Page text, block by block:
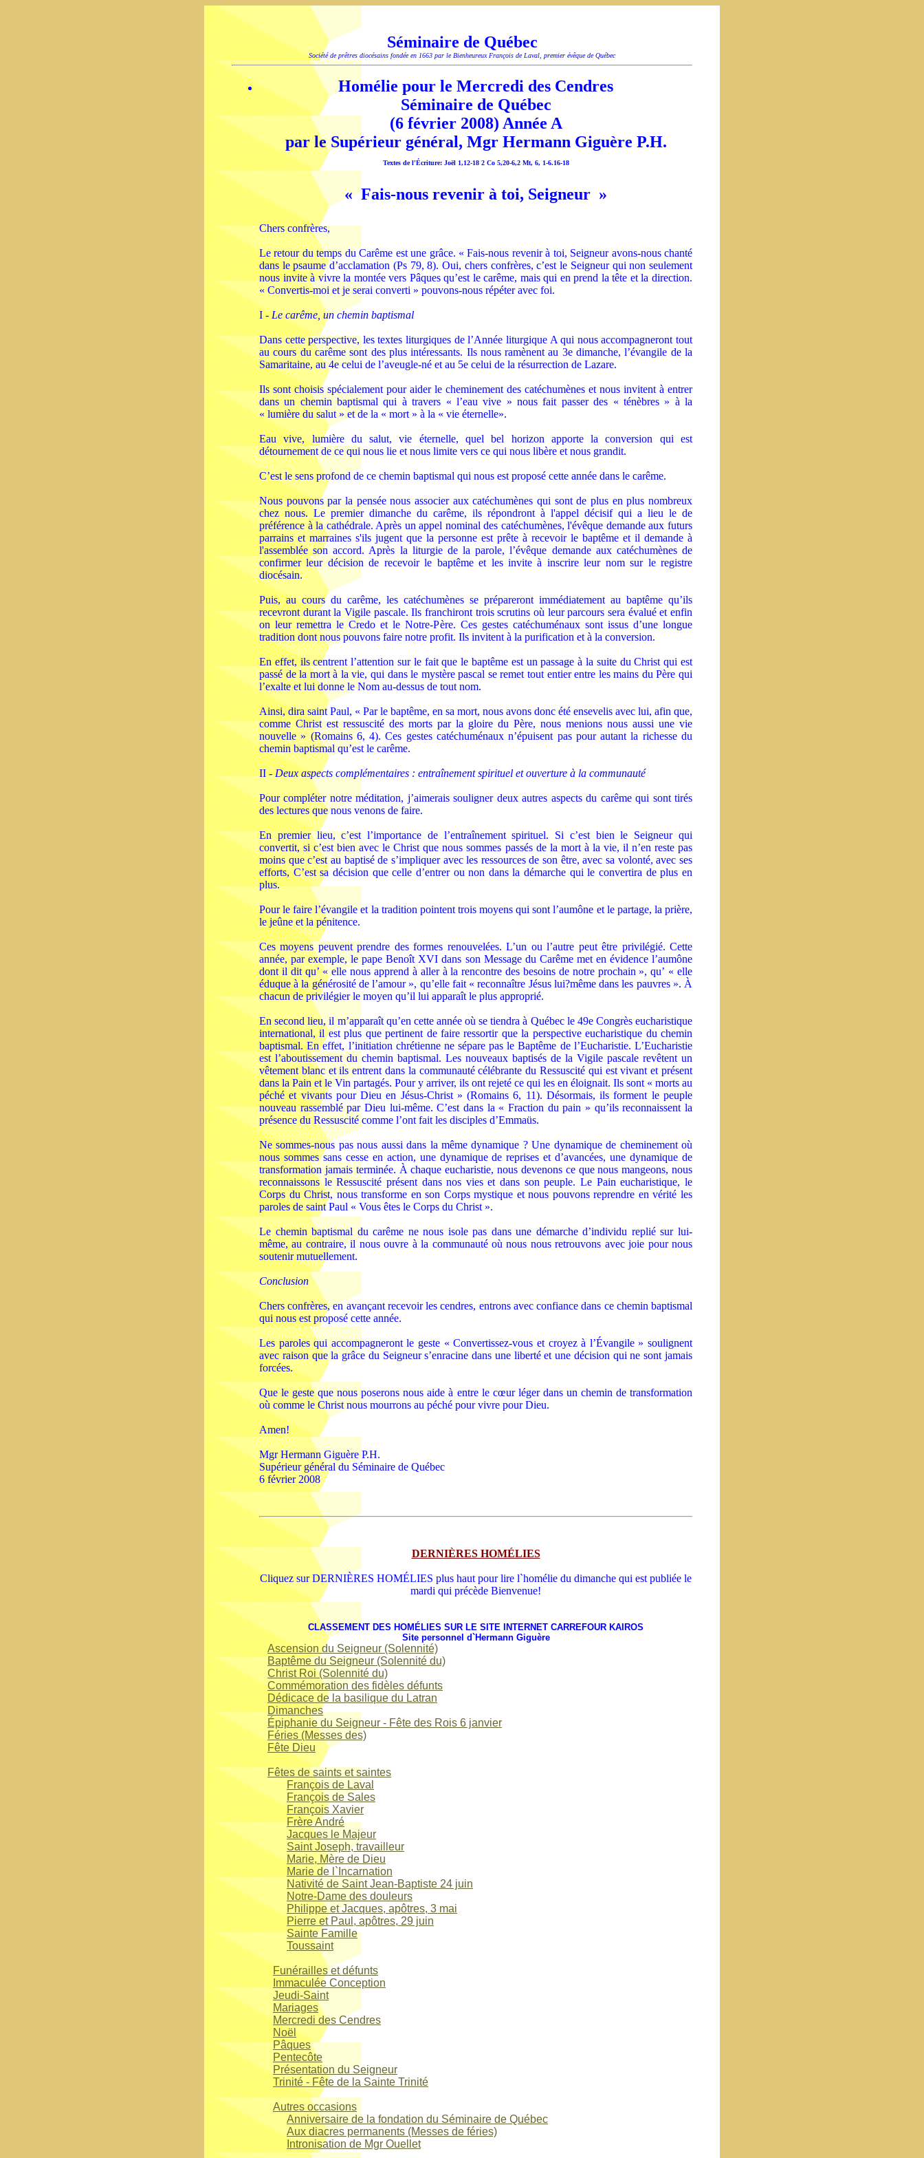
Séminaire de Québec
Société de prêtres diocésains fondée en 1663 par le Bienheureux François de Laval, premier évêque de Québec
Homélie pour le Mercredi des Cendres
Séminaire de Québec
(6 février 2008) Année A
par le Supérieur général, Mgr Hermann Giguère P.H.
Textes de l'Écriture: Joël 1,12-18 2 Co 5,20-6,2 Mt, 6, 1-6.16-18
« Fais-nous revenir à toi, Seigneur »
Chers confrères,
Le retour du temps du Carême est une grâce. « Fais-nous revenir à toi, Seigneur avons-nous chanté
dans le psaume d’acclamation (Ps 79, 8). Oui, chers confrères, c’est le Seigneur qui non seulement
nous invite à vivre la montée vers Pâques qu’est le carême, mais qui en prend la tête et la direction.
« Convertis-moi et je serai converti » pouvons-nous répéter avec foi.
I -Le carême, un chemin baptismal
Dans cette perspective, les textes liturgiques de l’Année liturgique A qui nous accompagneront tout
au cours du carême sont des plus intéressants. Ils nous ramènent au 3e dimanche, l’évangile de la
Samaritaine, au 4e celui de l’aveugle-né et au 5e celui de la résurrection de Lazare.
Ils sont choisis spécialement pour aider le cheminement des catéchumènes et nous invitent à entrer
dans un chemin baptismal qui à travers « l’eau vive » nous fait passer des « ténèbres » à la
« lumière du salut » et de la « mort » à la « vie éternelle».
Eau vive, lumière du salut, vie éternelle, quel bel horizon apporte la conversion qui est
détournement de ce qui nous lie et nous limite vers ce qui nous libère et nous grandit.
C’est le sens profond de ce chemin baptismal qui nous est proposé cette année dans le carême.
Nous pouvons par la pensée nous associer aux catéchumènes qui sont de plus en plus nombreux
chez nous. Le premier dimanche du carême, ils répondront à l'appel décisif qui a lieu le de
préférence à la cathédrale. Après un appel nominal des catéchumènes, l'évêque demande aux futurs
parrains et marraines s'ils jugent que la personne est prête à recevoir le baptême et il demande à
l'assemblée son accord. Après la liturgie de la parole, l’évêque demande aux catéchumènes de
confirmer leur décision de recevoir le baptême et les invite à inscrire leur nom sur le registre
diocésain.
Puis, au cours du carême, les catéchumènes se prépareront immédiatement au baptême qu’ils
recevront durant la Vigile pascale. Ils franchiront trois scrutins où leur parcours sera évalué et enfin
on leur remettra le Credo et le Notre-Père. Ces gestes catéchuménaux sont issus d’une longue
tradition dont nous pouvons faire notre profit. Ils invitent à la purification et à la conversion.
En effet, ils centrent l’attention sur le fait que le baptême est un passage à la suite du Christ qui est
passé de la mort à la vie, qui dans le mystère pascal se remet tout entier entre les mains du Père qui
l’exalte et lui donne le Nom au-dessus de tout nom.
Ainsi, dira saint Paul, « Par le baptême, en sa mort, nous avons donc été ensevelis avec lui, afin que,
comme Christ est ressuscité des morts par la gloire du Père, nous menions nous aussi une vie
nouvelle » (Romains 6, 4). Ces gestes catéchuménaux n’épuisent pas pour autant la richesse du
chemin baptismal qu’est le carême.
II - Deux aspects complémentaires : entraînement spirituel et ouverture à la communauté
Pour compléter notre méditation, j’aimerais souligner deux autres aspects du carême qui sont tirés
des lectures que nous venons de faire.
En premier lieu, c’est l’importance de l’entraînement spirituel. Si c’est bien le Seigneur qui
convertit, si c’est bien avec le Christ que nous sommes passés de la mort à la vie, il n’en reste pas
moins que c’est au baptisé de s’impliquer avec les ressources de son être, avec sa volonté, avec ses
efforts, C’est sa décision que celle d’entrer ou non dans la démarche qui le convertira de plus en
plus.
Pour le faire l’évangile et la tradition pointent trois moyens qui sont l’aumône et le partage, la prière,
le jeûne et la pénitence.
Ces moyens peuvent prendre des formes renouvelées. L’un ou l’autre peut être privilégié. Cette
année, par exemple, le pape Benoît XVI dans son Message du Carême met en évidence l’aumône
dont il dit qu’ « elle nous apprend à aller à la rencontre des besoins de notre prochain », qu’ « elle
éduque à la générosité de l’amour », qu’elle fait « reconnaître Jésus lui?même dans les pauvres ». À
chacun de privilégier le moyen qu’il lui apparaît le plus approprié.
En second lieu, il m’apparaît qu’en cette année où se tiendra à Québec le 49e Congrès eucharistique
international, il est plus que pertinent de faire ressortir que la perspective eucharistique du chemin
baptismal. En effet, l’initiation chrétienne ne sépare pas le Baptême de l’Eucharistie. L’Eucharistie
est l’aboutissement du chemin baptismal. Les nouveaux baptisés de la Vigile pascale revêtent un
vêtement blanc et ils entrent dans la communauté célébrante du Ressuscité qui est vivant et présent
dans la Pain et le Vin partagés. Pour y arriver, ils ont rejeté ce qui les en éloignait. Ils sont « morts au
péché et vivants pour Dieu en Jésus-Christ » (Romains 6, 11). Désormais, ils forment le peuple
nouveau rassemblé par Dieu lui-même. C’est dans la « Fraction du pain » qu’ils reconnaissent la
présence du Ressuscité comme l’ont fait les disciples d’Emmaüs.
Ne sommes-nous pas nous aussi dans la même dynamique ? Une dynamique de cheminement où
nous sommes sans cesse en action, une dynamique de reprises et d’avancées, une dynamique de
transformation jamais terminée. À chaque eucharistie, nous devenons ce que nous mangeons, nous
reconnaissons le Ressuscité présent dans nos vies et dans son peuple. Le Pain eucharistique, le
Corps du Christ, nous transforme en son Corps mystique et nous pouvons reprendre en vérité les
paroles de saint Paul « Vous êtes le Corps du Christ ».
Le chemin baptismal du carême ne nous isole pas dans une démarche d’individu replié sur lui-
même, au contraire, il nous ouvre à la communauté où nous nous retrouvons avec joie pour nous
soutenir mutuellement.
Conclusion
Chers confrères, en avançant recevoir les cendres, entrons avec confiance dans ce chemin baptismal
qui nous est proposé cette année.
Les paroles qui accompagneront le geste « Convertissez-vous et croyez à l’Évangile » soulignent
avec raison que la grâce du Seigneur s’enracine dans une liberté et une décision qui ne sont jamais
forcées.
Que le geste que nous poserons nous aide à entre le cœur léger dans un chemin de transformation
où comme le Christ nous mourrons au péché pour vivre pour Dieu.
Amen!
Mgr Hermann Giguère P.H.
Supérieur général du Séminaire de Québec
6 février 2008
DERNIÈRES HOMÉLIES
Cliquez sur DERNIÈRES HOMÉLIES plus haut pour lire l`homélie du dimanche qui est publiée le
mardi qui précède Bienvenue!
CLASSEMENT DES HOMÉLIES SUR LE SITE INTERNET CARREFOUR KAIROS
Site personnel d`Hermann Giguère
Ascension du Seigneur (Solennité)
Baptême du Seigneur (Solennité du)
Christ Roi (Solennité du)
Commémoration des fidèles défunts
Dédicace de la basilique du Latran
Dimanches
Épiphanie du Seigneur - Fête des Rois 6 janvier
Féries (Messes des)
Fête Dieu
Fêtes de saints et saintes
François de Laval
François de Sales
François Xavier
Frère André
Jacques le Majeur
Saint Joseph, travailleur
Marie, Mère de Dieu
Marie de l`Incarnation
Nativité de Saint Jean-Baptiste 24 juin
Notre-Dame des douleurs
Philippe et Jacques, apôtres, 3 mai
Pierre et Paul, apôtres, 29 juin
Sainte Famille
Toussaint
Funérailles et défunts
Immaculée Conception
Jeudi-Saint
Mariages
Mercredi des Cendres
Noël
Pâques
Pentecôte
Présentation du Seigneur
Trinité - Fête de la Sainte Trinité
Autres occasions
Anniversaire de la fondation du Séminaire de Québec
Aux diacres permanents (Messes de féries)
Intronisation de Mgr Ouellet